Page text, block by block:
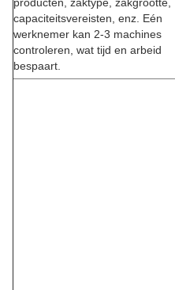
capaciteitsvereisten, enz. Eén
werknemer kan 2-3 machines
controleren, wat tijd en arbeid
bespaart.